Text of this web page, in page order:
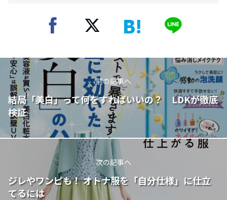
前の記事へ
結局「美白」って何をすればいいの？ LDKが徹底
検証
次の記事へ
ジレやワンピも！ オトナ服を「自分仕様」に仕立
てるには